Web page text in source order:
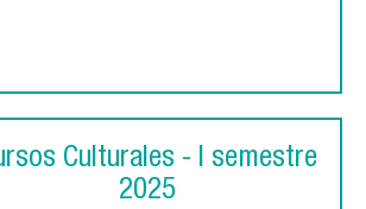
Culturales - I semestre
2025